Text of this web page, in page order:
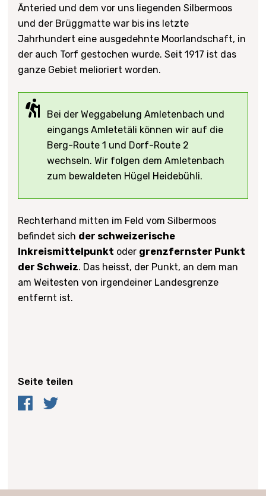
Änteried und dem vor uns liegenden Silbermoos
und der Brüggmatte war bis ins letzte
Jahrhundert eine ausgedehnte Moorlandschaft, in
der auch Torf gestochen wurde. Seit 1917 ist das
ganze Gebiet melioriert worden.
Bei der Weggabelung Amletenbach und
eingangs Amletetäli können wir auf die
Berg-Route 1 und Dorf-Route 2
wechseln. Wir folgen dem Amletenbach
zum bewaldeten Hügel Heidebühli.
Rechterhand mitten im Feld vom Silbermoos
befindet sich der schweizerische
Inkreismittelpunkt oder grenzfernster Punkt
der Schweiz. Das heisst, der Punkt, an dem man
am Weitesten von irgendeiner Landesgrenze
entfernt ist.
Seite teilen
Facebook
Twitter